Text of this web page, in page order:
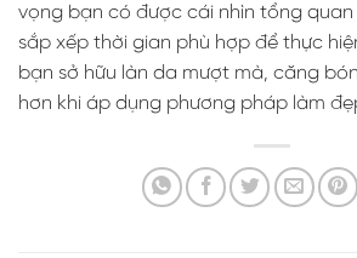
vọng bạn có được cái nhìn tổng quan
sắp xếp thời gian phù hợp để thực
bạn sở hữu làn da mượt mà, căng
hơn khi áp dụng phương pháp làm